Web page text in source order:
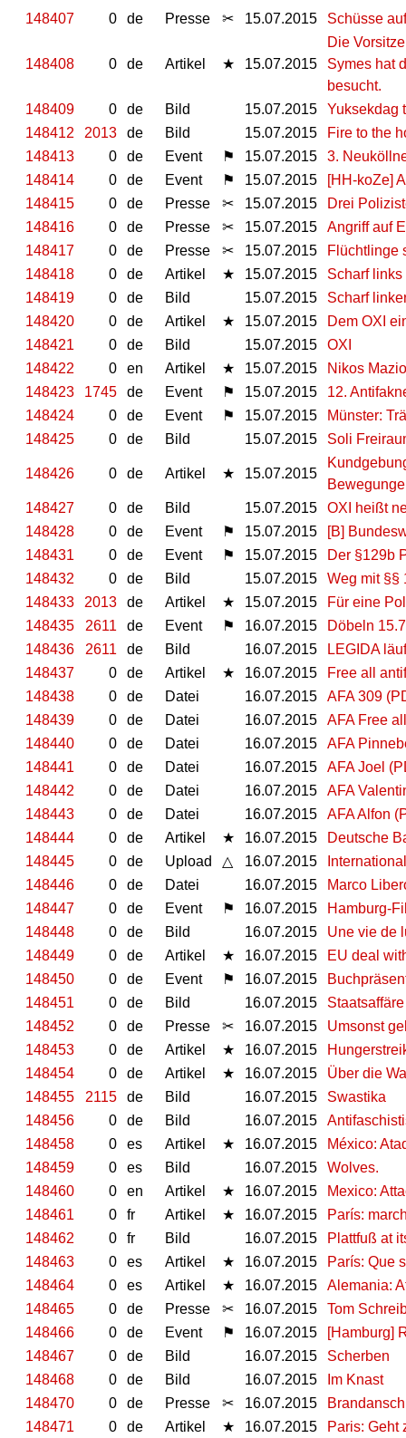
148407
0 de Presse ✂ 15.07.2015 Schüsse
148408 0 de Artikel ★ 15.07.2015
Die
Symes hat
besucht.
148409
0 de Bild 15.07.2015
Yuksekdag
148412
2013 de Bild 15.07.2015
Fire to the
148413
0 de Event ⚑ 15.07.2015
3.
148414
0 de Event ⚑ 15.07.2015
[HH-koZe]
148415
0 de Presse ✂ 15.07.2015
Drei
148416
0 de Presse ✂ 15.07.2015
Angriff auf
148417
0 de Presse ✂ 15.07.2015
Flüchtlinge
148418
0 de Artikel ★ 15.07.2015
Scharf links
148419
0 de Bild 15.07.2015
Scharf
148420
0 de Artikel ★ 15.07.2015
Dem OXI
148421
0 de Bild 15.07.2015
OXI
148422
0 en Artikel ★ 15.07.2015
Nikos
148423
1745 de Event ⚑ 15.07.2015
12.
148424
0 de Event ⚑ 15.07.2015
Münster:
148425
0 de Bild 15.07.2015 Soli
148426 0 de Artikel ★ 15.07.2015
148427
0 de Bild 15.07.2015
OXI heißt
148428
0 de Event ⚑ 15.07.2015
[B]
148431
0 de Event ⚑ 15.07.2015
Der §129b
148432
0 de Bild 15.07.2015
Weg mit §§
148433
2013 de Artikel ★ 15.07.2015
Für eine
148435
2611 de Event ⚑ 16.07.2015
Döbeln
148436
2611 de Bild 16.07.2015
LEGIDA
148437
0 de Artikel ★ 16.07.2015
Free all
148438
0 de Datei 16.07.2015
AFA 309
148439
0 de Datei 16.07.2015
AFA Free
148440
0 de Datei 16.07.2015
AFA
148441
0 de Datei 16.07.2015
AFA Joel
148442
0 de Datei 16.07.2015
AFA
148443
0 de Datei 16.07.2015
AFA Alfon
148444
0 de Artikel ★ 16.07.2015
Deutsche
148445
0 de Upload △ 16.07.2015
148446
0 de Datei 16.07.2015
Marco
148447
0 de Event ⚑ 16.07.2015
Hamburg-
148448
0 de Bild 16.07.2015
Une vie de
148449
0 de Artikel ★ 16.07.2015
EU deal
148450
0 de Event ⚑ 16.07.2015
148451
0 de Bild 16.07.2015
148452
0 de Presse ✂ 16.07.2015
Umsonst
148453
0 de Artikel ★ 16.07.2015
148454
0 de Artikel ★ 16.07.2015
Über die
148455
2115 de Bild 16.07.2015
Swastika
148456
0 de Bild 16.07.2015
148458
0 es Artikel ★ 16.07.2015
México:
148459
0 es Bild 16.07.2015
Wolves.
148460
0 en Artikel ★ 16.07.2015
Mexico:
148461
0 fr Artikel ★ 16.07.2015
París:
148462
0 fr Bild 16.07.2015
Plattfuß at
148463
0 es Artikel ★ 16.07.2015
París: Que
148464
0 es Artikel ★ 16.07.2015
Alemania:
148465
0 de Presse ✂ 16.07.2015
Tom
148466
0 de Event ⚑ 16.07.2015
[Hamburg]
148467
0 de Bild 16.07.2015
Scherben
148468
0 de Bild 16.07.2015
Im Knast
148470
0 de Presse ✂ 16.07.2015
148471
0 de Artikel ★ 16.07.2015 Paris: Geht